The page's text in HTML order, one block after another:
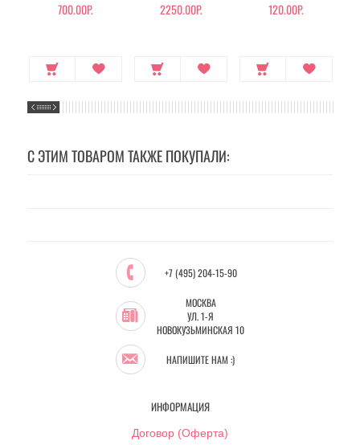
700.00Р. 2250.00Р. 120.00Р.
С ЭТИМ ТОВАРОМ ТАКЖЕ ПОКУПАЛИ:
+7 (495) 204-15-90
МОСКВА
УЛ. 1-Я
НОВОКУЗЬМИНСКАЯ 10
НАПИШИТЕ НАМ :)
ИНФОРМАЦИЯ
Договор (Оферта)